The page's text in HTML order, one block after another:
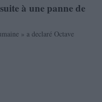
à une panne de
» a declaré Octave